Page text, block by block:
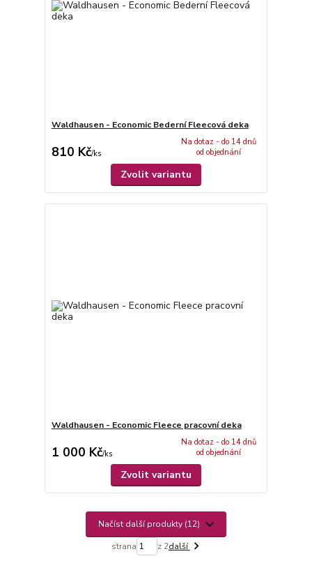
Waldhausen - Economic Bederní Fleecová deka
810 Kč/ks
Na dotaz - do 14 dnů
od objednání
Zvolit variantu
Waldhausen - Economic Fleece pracovní deka
1 000 Kč/ks
Na dotaz - do 14 dnů
od objednání
Zvolit variantu
Načíst další produkty (12)
strana z 2další